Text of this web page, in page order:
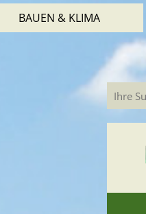
BAUEN & KLIMA